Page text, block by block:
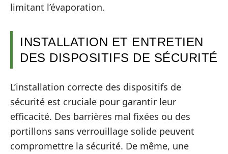
limitant l’évaporation.
INSTALLATION ET ENTRETIEN
DES DISPOSITIFS DE SÉCURITÉ
L’installation correcte des dispositifs de
sécurité est cruciale pour garantir leur
efficacité. Des barrières mal fixées ou des
portillons sans verrouillage solide peuvent
compromettre la sécurité. De même, une